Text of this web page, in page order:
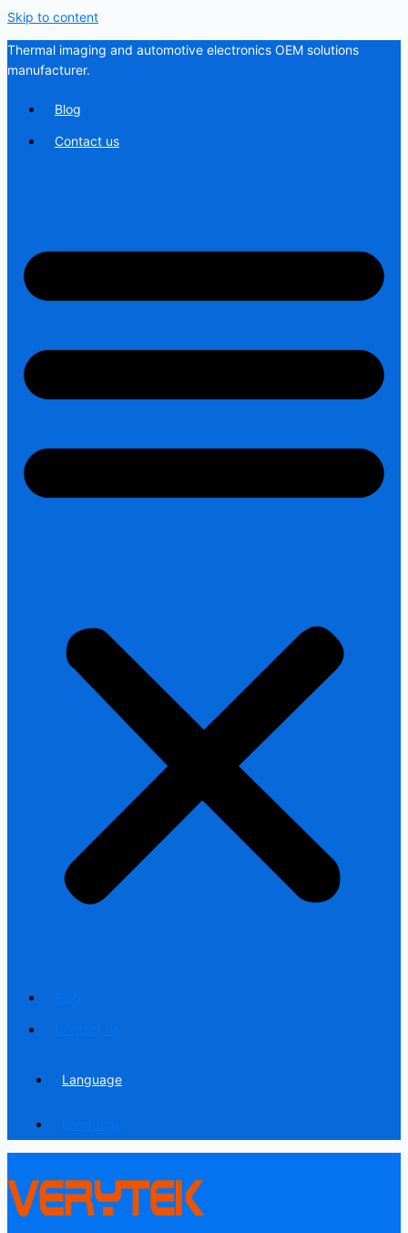
Skip to content
Thermal imaging and automotive electronics OEM solutions
manufacturer.
Blog
Contact us
Language